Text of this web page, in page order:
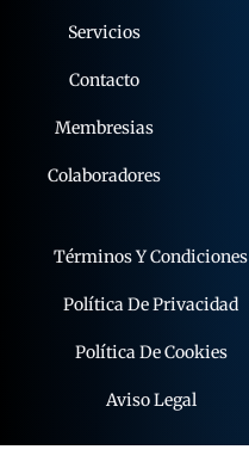
Términos Y Condiciones
Política De Privacidad
Política De Cookies
Aviso Legal
Servicios
Contacto
Membresias
Colaboradores